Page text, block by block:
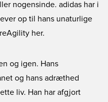
nogensinde. adidas har i
op til hans unaturlige
her.
og igen. Hans
og hans adræthed
liv. Han har afgjort